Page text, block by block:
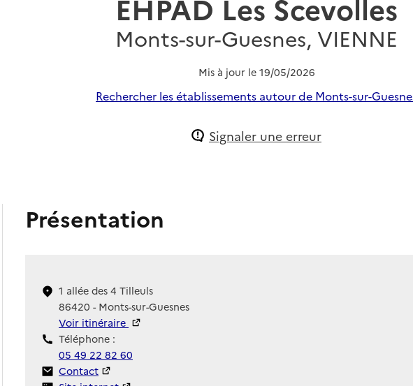
EHPAD Les Scevolles
Monts-sur-Guesnes, VIENNE
Mis à jour le 19/05/2026
Rechercher les établissements autour de Monts-sur-
Signaler une erreur
Présentation
1 allée des 4 Tilleuls
86420 - Monts-sur-Guesnes
Voir itinéraire
Téléphone :
05 49 22 82 60
Contact
Contact